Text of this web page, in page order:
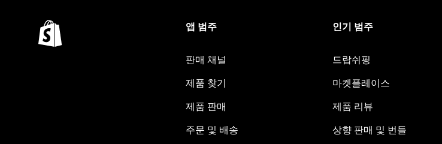
앱 범주
판매 채널
제품 찾기
제품 판매
주문 및 배송
인기 범주
드랍쉬핑
마켓플레이스
제품 리뷰
상향 판매 및 번들